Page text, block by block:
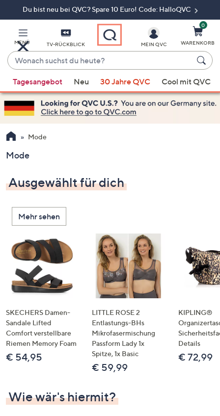
Du bist neu bei QVC? Spare 10 Euro! Code: HalloQVC
MENÜ TV-RÜCKBLICK
Wonach
suchst
du
heute?
Vorschläge
verfügbar
sind,
verwenden
Sie
Pfeiltasten
oben
und
nach
unten
oder
wischen
Sie
Touch-
Geräten
links
bzw.
rechts,
um
diese
MEIN QVC
0
WARENKORB
Tagesangebot Neu 30 Jahre QVC Cool mit QVC
Mode
Mode
Ausgewählt für dich
Mehr sehen
SKECHERS Damen-
Sandale Lifted
Comfort verstellbare
Riemen Memory Foam
€ 54,95
LITTLE ROSE 2
Entlastungs-BHs
Mikrofasermischung
Passform Lady 1x
Spitze, 1x Basic
€ 59,99
KIPLING®
Details
€ 72,99
Wie wär's hiermit?